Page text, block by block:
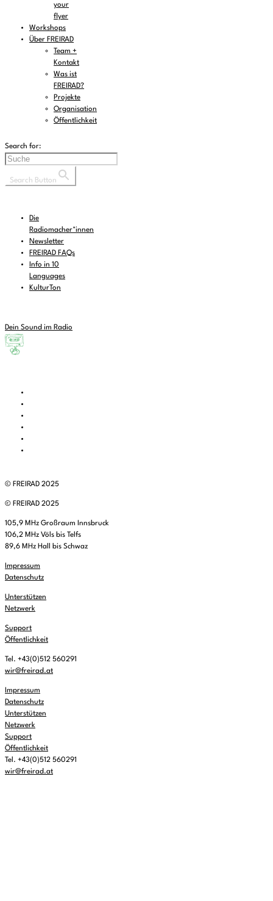
your
flyer
Workshops
Über FREIRAD
Team +
Kontakt
Was ist
FREIRAD?
Projekte
Organisation
Öffentlichkeit
Search for:
Search Button
Die
Radiomacher*innen
Newsletter
FREIRAD FAQs
Info in 10
Languages
KulturTon
Dein Sound im Radio
© FREIRAD 2025
© FREIRAD 2025
105,9 MHz Großraum Innsbruck
106,2 MHz Völs bis Telfs
89,6 MHz Hall bis Schwaz
Impressum
Datenschutz
Unterstützen
Netzwerk
Support
Öffentlichkeit
Tel. +43(0)512 560291
wir@freirad.at
Impressum
Datenschutz
Unterstützen
Netzwerk
Support
Öffentlichkeit
Tel. +43(0)512 560291
wir@freirad.at